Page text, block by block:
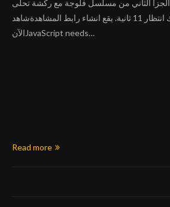
نقدم لكم الحلقة 16 الجزأ الثاني من مسلسل فلّوجة مع ركشة تحلى
الركشة عليك انتظار 11 ثانية. يقع انشاء رابط المشاهدةشاهد
الآنJavaScript needs…
Read more